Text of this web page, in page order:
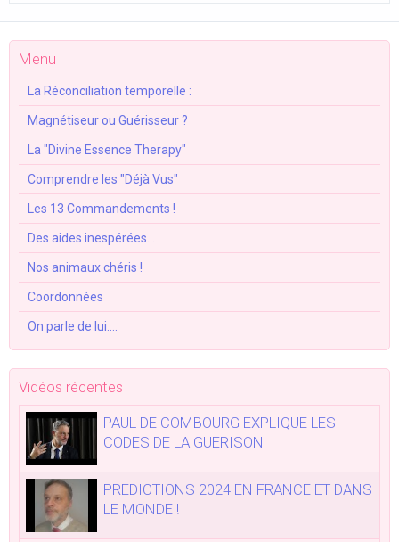
Menu
La Réconciliation temporelle :
Magnétiseur ou Guérisseur ?
La "Divine Essence Therapy"
Comprendre les "Déjà Vus"
Les 13 Commandements !
Des aides inespérées...
Nos animaux chéris !
Coordonnées
On parle de lui....
Vidéos récentes
PAUL DE COMBOURG EXPLIQUE LES
CODES DE LA GUERISON
PREDICTIONS 2024 EN FRANCE ET DANS
LE MONDE !